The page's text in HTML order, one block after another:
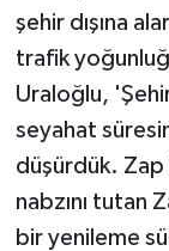
şehir dışına
trafik
Uraloğlu,
seyahat
düşürdük. Zap
nabzını tutan
bir yenileme